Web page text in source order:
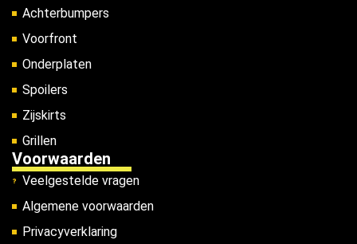
Achterbumpers
Voorfront
Onderplaten
Spoilers
Zijskirts
Grillen
Voorwaarden
Veelgestelde vragen
Algemene voorwaarden
Privacyverklaring